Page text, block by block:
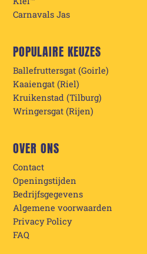
Carnavals Jas
POPULAIRE KEUZES
Ballefruttersgat (Goirle)
Kaaiengat (Riel)
Kruikenstad (Tilburg)
Wringersgat (Rijen)
OVER ONS
Contact
Openingstijden
Bedrijfsgegevens
Algemene voorwaarden
Privacy Policy
FAQ